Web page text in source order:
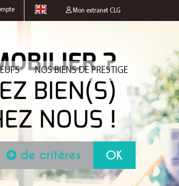
Mon extranet CLG
NOS BIENS DE PRESTIGE
de critères